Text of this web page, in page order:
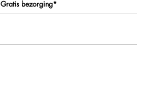
Gratis bezorging*